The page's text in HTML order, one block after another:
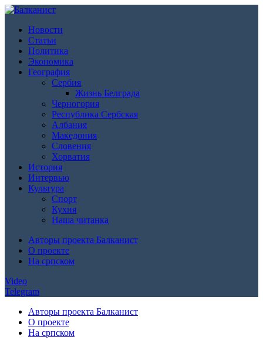
Новости
Статьи
Политика
Экономика
География
Сербия
Жизнь Белграда
Черногория
Республика Сербская
Албания
Македония
Словения
Хорватия
История
Интервью
Культура
Спорт
Кухня
Наша читанка
Авторы проекта Балканист
О проекте
На српском
Video
Telegram
Авторы проекта Балканист
О проекте
На српском